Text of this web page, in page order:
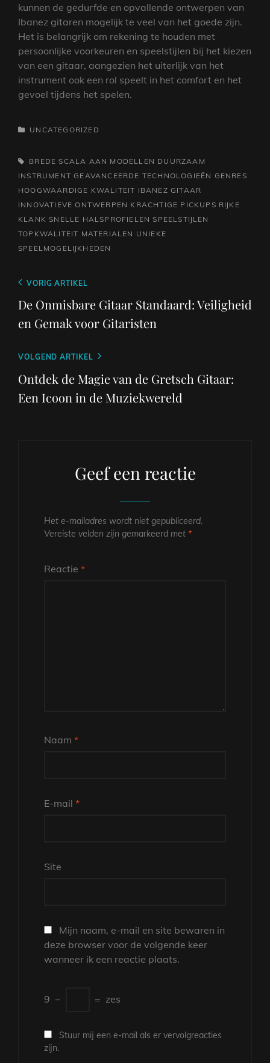
kunnen de gedurfde en opvallende ontwerpen van
Ibanez gitaren mogelijk te veel van het goede zijn.
Het is belangrijk om rekening te houden met
persoonlijke voorkeuren en speelstijlen bij het kiezen
van een gitaar, aangezien het uiterlijk van het
instrument ook een rol speelt in het comfort en het
gevoel tijdens het spelen.
CATEGORIEËN
UNCATEGORIZED
TAGS,BREDE SCALA AAN MODELLEN DUURZAAM
INSTRUMENT GEAVANCEERDE TECHNOLOGIEËN GENRES
HOOGWAARDIGE KWALITEIT IBANEZ GITAAR
INNOVATIEVE ONTWERPEN KRACHTIGE PICKUPS RIJKE
KLANK SNELLE HALSPROFIELEN SPEELSTIJLEN
TOPKWALITEIT MATERIALEN UNIEKE
SPEELMOGELIJKHEDEN
Berichtnavigatie
Vorig
bericht
VORIG ARTIKEL
De Onmisbare Gitaar Standaard: Veiligheid
en Gemak voor Gitaristen
Volgend
bericht
VOLGEND ARTIKEL
Ontdek de Magie van de Gretsch Gitaar:
Een Icoon in de Muziekwereld
Geef een reactie
Het e-mailadres wordt niet gepubliceerd.
Vereiste velden zijn gemarkeerd met *
Reactie *
Naam *
E-mail *
Site
Mijn naam, e-mail en site bewaren in
deze browser voor de volgende keer
wanneer ik een reactie plaats.
9 − = zes
Stuur mij een e-mail als er vervolgreacties
zijn.